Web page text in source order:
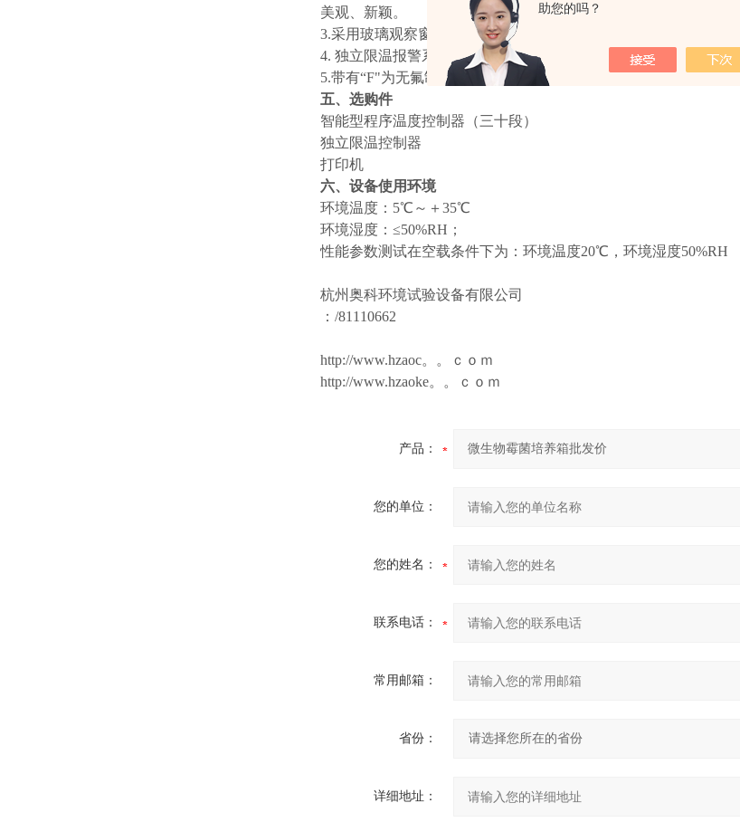
助您的吗？
美观、新颖。
3.采用玻璃观察窗，观察方便明了。
4. 独立限温报警系统，超过限制温度即自动中断，保证实验安全
5.带有“F"为无氟制冷，环保制冷剂。
五、选购件
智能型程序温度控制器（三十段）
独立限温控制器
打印机
六、设备使用环境
环境温度：5℃～＋35℃
环境湿度：≤50%RH；
性能参数测试在空载条件下为：环境温度20℃，环境湿度50%RH
杭州奥科环境试验设备有限公司
：/81110662
http://www.hzaoc。。ｃｏｍ
http://www.hzaoke。。ｃｏｍ
产品：
您的单位：
您的姓名：
联系电话：
常用邮箱：
省份：
详细地址：